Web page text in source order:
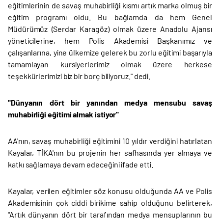
eğitimlerinin de savaş muhabirliği kısmı artık marka olmuş bir
eğitim programı oldu. Bu bağlamda da hem Genel
Müdürümüz (Serdar Karagöz) olmak üzere Anadolu Ajansı
yöneticilerine, hem Polis Akademisi Başkanımız ve
çalışanlarına, yine ülkemize gelerek bu zorlu eğitimi başarıyla
tamamlayan kursiyerlerimiz olmak üzere herkese
teşekkürlerimizi biz bir borç biliyoruz." dedi.
"Dünyanın dört bir yanından medya mensubu savaş
muhabirliği eğitimi almak istiyor"
AA'nın, savaş muhabirliği eğitimini 10 yıldır verdiğini hatırlatan
Kayalar, TİKA'nın bu projenin her safhasında yer almaya ve
katkı sağlamaya devam edeceğini ifade etti.
Kayalar, verilen eğitimler söz konusu olduğunda AA ve Polis
Akademisinin çok ciddi birikime sahip olduğunu belirterek,
"Artık dünyanın dört bir tarafından medya mensuplarının bu